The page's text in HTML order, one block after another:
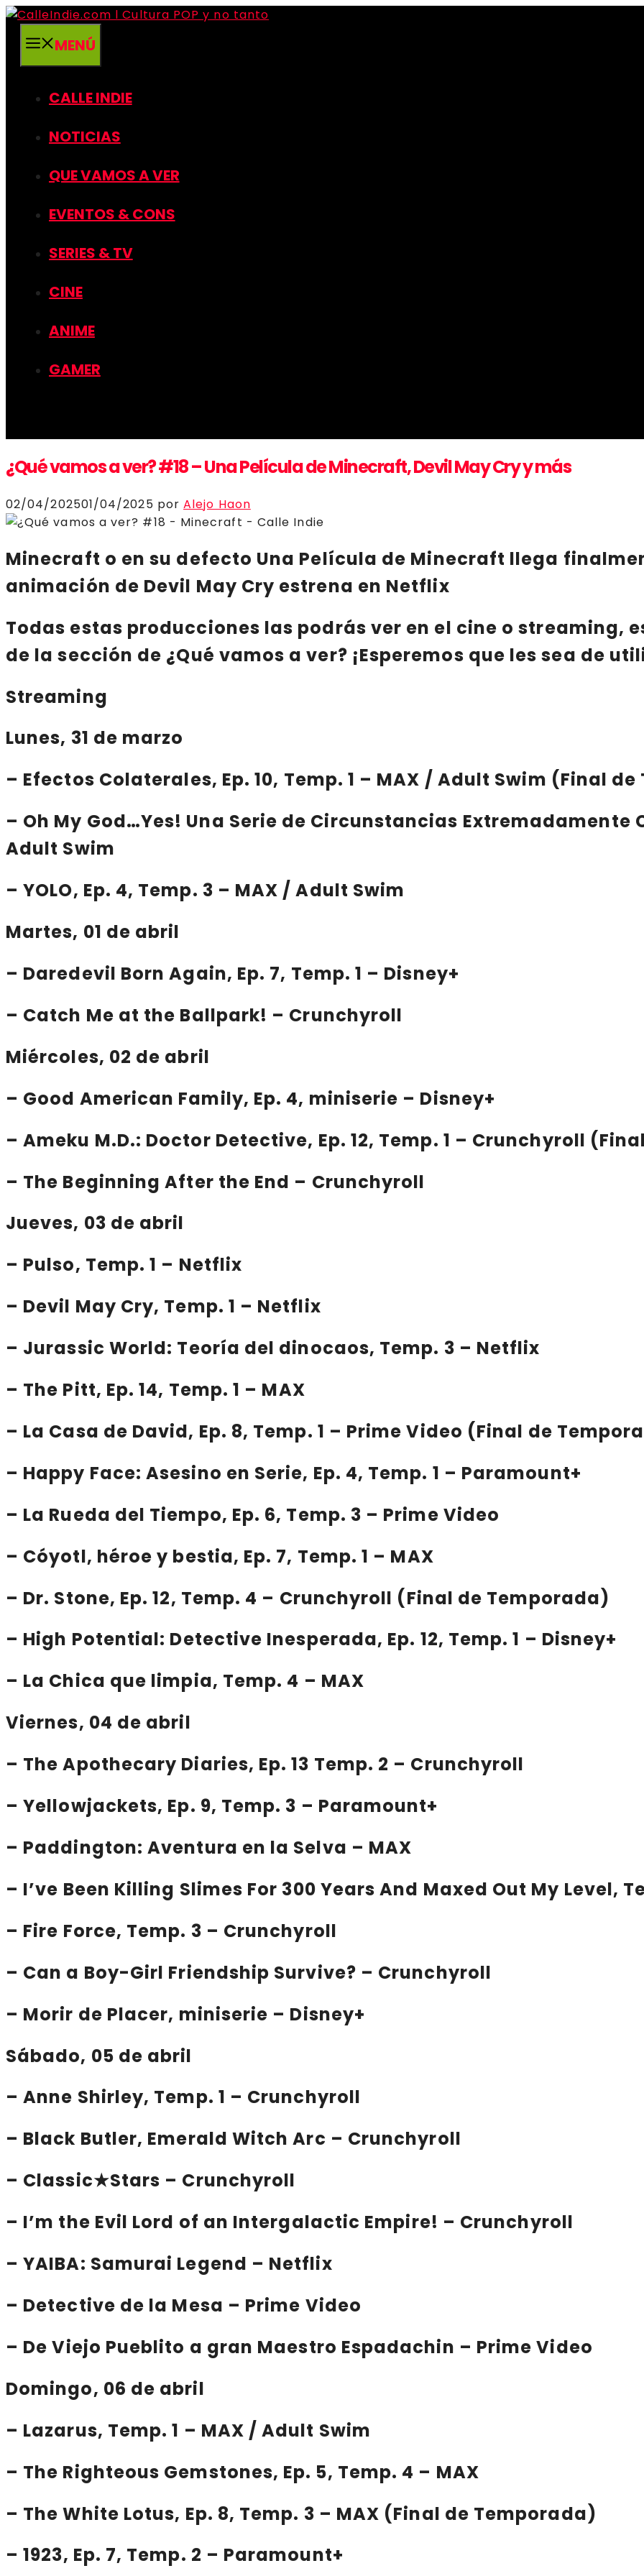
Saltar
contenidoMENÚ
CALLE INDIE
NOTICIAS
QUE VAMOS A VER
EVENTOS & CONS
SERIES & TV
CINE
ANIME
GAMER
¿Qué vamos a ver? #18 – Una Película de Minecraft, Devil May Cry y más
02/04/202501/04/2025 porAlejo Haon
Minecraft o en su defecto Una Película de Minecraft llega
animación de Devil May Cry estrena en Netflix
Todas estas producciones las podrás ver en el cine ostreaming,
de la sección de ¿Qué vamos a ver? ¡Esperemos que les sea de
Streaming
Lunes, 31 de marzo
– Efectos Colaterales, Ep. 10, Temp. 1 – MAX / Adult Swim (Final
– Oh My God…Yes! Una Serie de Circunstancias Extremadamente
Adult Swim
–YOLO, Ep. 4, Temp. 3 – MAX / Adult Swim
Martes, 01 de abril
– Daredevil Born Again, Ep. 7, Temp. 1 – Disney+
– Catch Me at the Ballpark! – Crunchyroll
Miércoles, 02 de abril
– Good American Family, Ep. 4, miniserie – Disney+
–Ameku M.D.: Doctor Detective, Ep. 12, Temp. 1 – Crunchyroll
– The Beginning After the End – Crunchyroll
Jueves, 03 de abril
– Pulso, Temp. 1 – Netflix
– Devil May Cry, Temp. 1 – Netflix
– Jurassic World: Teoría del dinocaos, Temp. 3 – Netflix
– The Pitt, Ep. 14, Temp. 1 – MAX
– La Casa de David, Ep. 8, Temp. 1 – Prime Video (Final de
– Happy Face: Asesino en Serie, Ep. 4, Temp. 1 – Paramount+
– La Rueda del Tiempo, Ep. 6, Temp. 3 – Prime Video
– Cóyotl, héroe y bestia, Ep. 7, Temp. 1 – MAX
– Dr. Stone, Ep. 12, Temp. 4 – Crunchyroll (Final de Temporada)
– High Potential: Detective Inesperada, Ep. 12, Temp. 1 – Disney+
– La Chica que limpia, Temp. 4 – MAX
Viernes, 04 de abril
– The Apothecary Diaries, Ep. 13 Temp. 2 – Crunchyroll
–Yellowjackets, Ep. 9, Temp. 3 – Paramount+
– Paddington: Aventura en la Selva – MAX
– I’ve Been Killing Slimes For 300 Years And Maxed Out My Level,
– Fire Force, Temp. 3 – Crunchyroll
– Can a Boy-Girl Friendship Survive? – Crunchyroll
– Morir de Placer, miniserie – Disney+
Sábado, 05 de abril
–Anne Shirley, Temp. 1 – Crunchyroll
– Black Butler, Emerald Witch Arc – Crunchyroll
– Classic★Stars – Crunchyroll
– I’m the Evil Lord of an Intergalactic Empire! – Crunchyroll
–YAIBA: Samurai Legend – Netflix
– Detective de la Mesa – Prime Video
– De Viejo Pueblito a gran Maestro Espadachin – Prime Video
Domingo, 06 de abril
– Lazarus, Temp. 1 – MAX / Adult Swim
– The Righteous Gemstones, Ep. 5, Temp. 4 – MAX
– The White Lotus, Ep. 8, Temp. 3 – MAX (Final de Temporada)
–1923, Ep. 7, Temp. 2 – Paramount+